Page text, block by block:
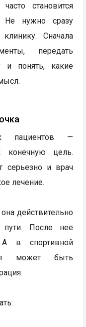
становится
Не нужно сразу
Сначала
передать
и понять, какие
пациентов —
конечную цель.
серьезно и врач
лечение.
действительно
После нее
А в спортивной
может быть